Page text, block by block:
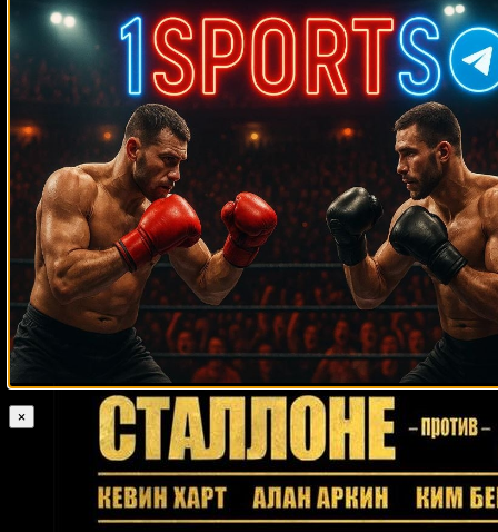
Реджи Сандерс Мануэль Чарр Шавкат Рахмонов Седрик
Агнью
Эдмунд Энтинг Игнасио Маркос Майдана Хуан
Карлос Пайано
Жан-Марк Мормек Кинг Левински
Джордан
Шиммелл
Доминик Александр Лео Санта Крус Марк Уинтерс
Тайрон Джексон Байрон Митчелл Винки Райт Кен Лакуст Джон
Текстон
Hamdy Abdelwahab Дэвид Эстрада Кори Джонсон Джо
Паулино Ускудун Райан Шэй Джулия Авила
Роланд Ластарца Феликс Сент-Китс Асланбек Кодзоев
Решат Мати
Дакота Стоун Джеймс Тиллис Элвин Уильямс Джон
Авила Лайос Эрос Осуману Адама Джон Сенегал
Армандо
Кастро Энгин Каракаплан Рафаэль Физиев Генри Акинванде
Крис Алгиери Жан Паскаль
Деметрио Себальос
Дэвид Прайс
×